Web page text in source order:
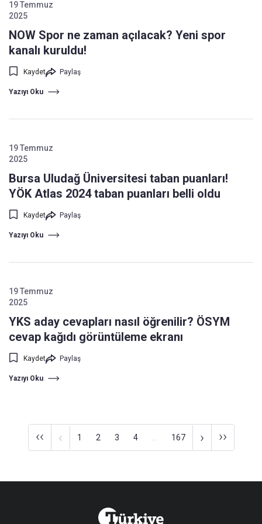
19 Temmuz
2025
NOW Spor ne zaman açılacak? Yeni spor
kanalı kuruldu!
Kaydet Paylaş
Yazıyı Oku
19 Temmuz
2025
Bursa Uludağ Üniversitesi taban puanları!
YÖK Atlas 2024 taban puanları belli oldu
Kaydet Paylaş
Yazıyı Oku
19 Temmuz
2025
YKS aday cevapları nasıl öğrenilir? ÖSYM
cevap kağıdı görüntüleme ekranı
Kaydet Paylaş
Yazıyı Oku
‹‹ ‹ 1 2 3 4 167 › ››